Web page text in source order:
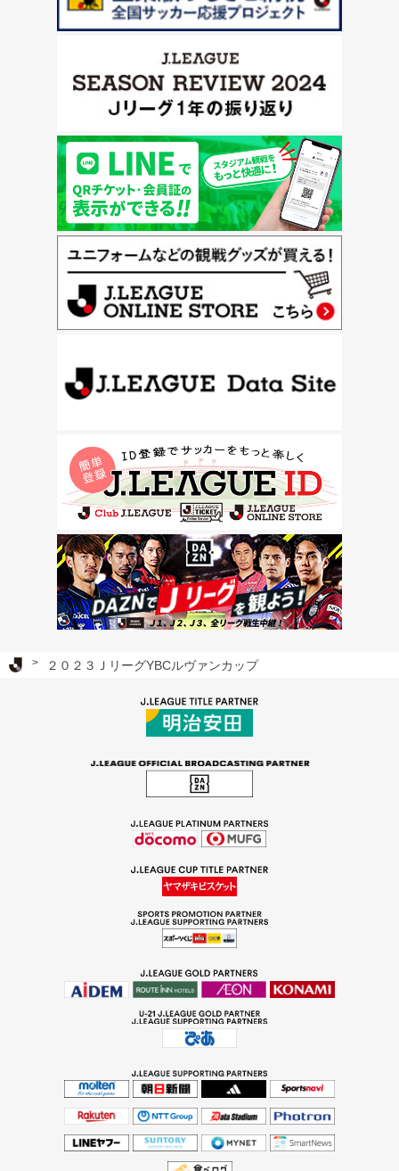
Ｊリーグ TOP
２０２３ＪリーグYBCルヴァンカップ